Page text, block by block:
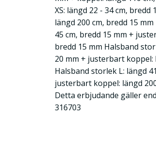
XS: längd 22 - 34 cm,
längd 200 cm, bredd 15
45 cm, bredd 15 mm +
bredd 15 mm Halsband
20 mm + justerbart koppel:
Halsband storlek L: längd
justerbart koppel: längd
Detta erbjudande gäller
316703